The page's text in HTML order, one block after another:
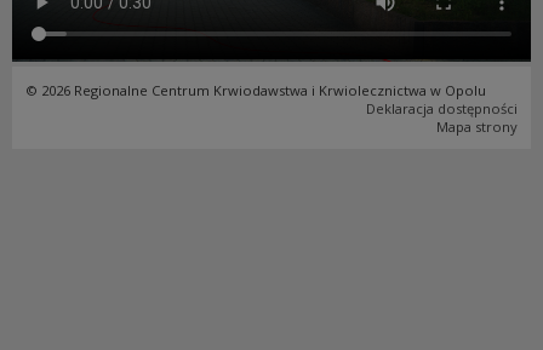
© 2026 Regionalne Centrum Krwiodawstwa i Krwiolecznictwa w Opolu
Deklaracja dostępności
Mapa strony